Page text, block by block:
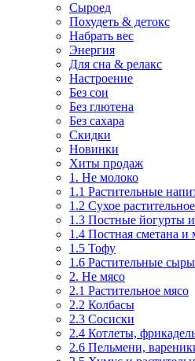
Сыроед
Похудеть & детокс
Набрать вес
Энергия
Для сна & релакс
Настроение
Без сои
Без глютена
Без сахара
Скидки
Новинки
Хиты продаж
1. Не молоко
1.1 Растительные
1.2 Сухое
1.3 Постные йогурты
1.4 Постная сметана и
1.5 Тофу
1.6 Растительные сыры
2. Не мясо
2.1 Растительное мясо
2.2 Колбасы
2.3 Сосиски
2.4 Котлеты,
2.6 Пельмени,